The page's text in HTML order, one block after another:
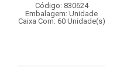
Código: 830624
Embalagem: Unidade
Caixa Com: 60 Unidade(s)